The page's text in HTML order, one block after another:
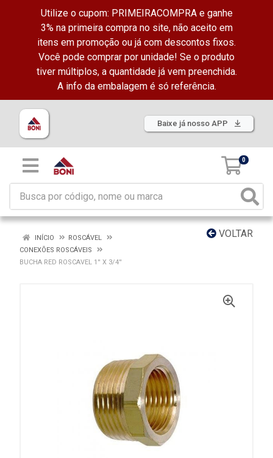
Utilize o cupom: PRIMEIRACOMPRA e ganhe
3% na primeira compra no site, não aceito em
itens em promoção ou já com descontos fixos.
Você pode comprar por unidade! Se o produto
tiver múltiplos, a quantidade já vem preenchida.
A info da embalagem é só referência.
Baixe já nosso APP
0
VOLTAR
INÍCIO
ROSCÁVEL
CONEXÕES ROSCÁVEIS
BUCHA RED ROSCAVEL 1'' X 3/4''